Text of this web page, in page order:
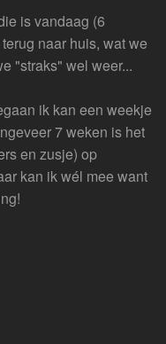
is vandaag (6
naar huis, wat we
"straks" wel weer...
ik kan een weekje
7 weken is het
en zusje) op
kan ik wél mee want